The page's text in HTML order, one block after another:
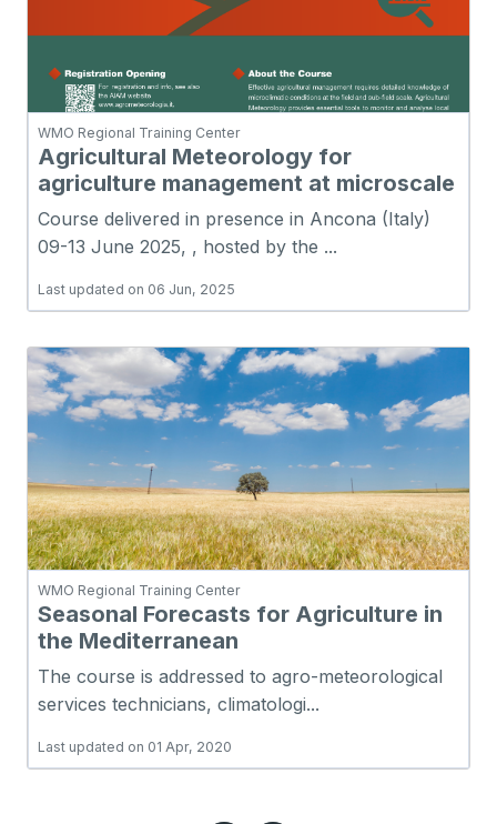
WMO Regional Training Center
Agricultural Meteorology for
agriculture management at microscale
Course delivered in presence in Ancona (Italy)
09-13 June 2025, , hosted by the ...
Last updated on 06 Jun, 2025
WMO Regional Training Center
Seasonal Forecasts for Agriculture in
the Mediterranean
The course is addressed to agro-meteorological
services technicians, climatologi...
Last updated on 01 Apr, 2020